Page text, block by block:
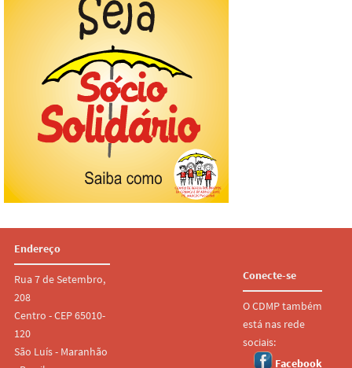
Endereço
Rua 7 de Setembro,
208
Centro - CEP 65010-
120
São Luís - Maranhão
Conecte-se
O CDMP também
está nas rede
sociais:
Facebook